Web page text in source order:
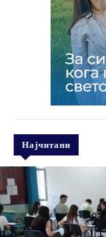
Најчитани